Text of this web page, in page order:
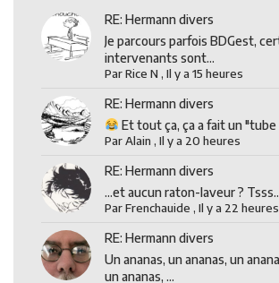
RE: Hermann divers
Je parcours parfois BDGest,
intervenants sont...
ParRice N ,Il y a 15 heures
RE: Hermann divers
Et tout ça, ça a fait un "tube
ParAlain ,Il y a 20 heures
RE: Hermann divers
...et aucun raton-laveur ?
ParFrenchauide ,Il y a 22 heures
RE: Hermann divers
Un ananas, un ananas, un
un ananas, ...